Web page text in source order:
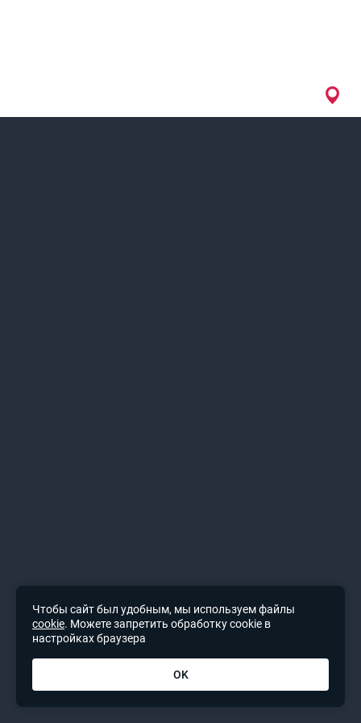
Чтобы сайт был удобным, мы используем файлы
cookie. Можете запретить обработку cookie в
настройках браузера
OK